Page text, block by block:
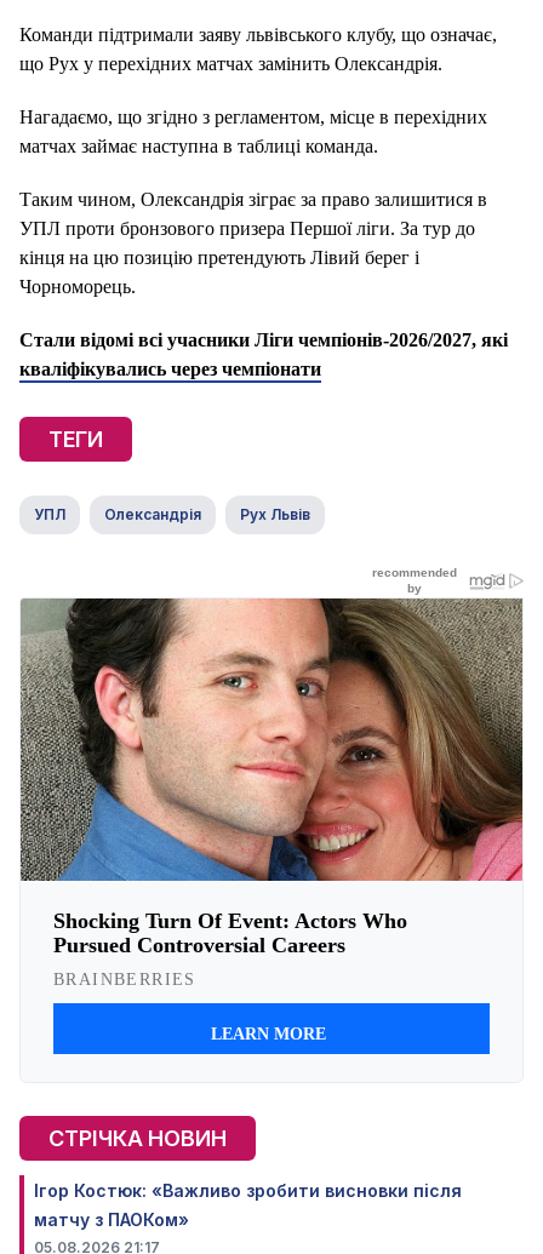
Команди підтримали заяву львівського клубу, що означає,
що Рух у перехідних матчах замінить Олександрія.
Нагадаємо, що згідно з регламентом, місце в перехідних
матчах займає наступна в таблиці команда.
Таким чином, Олександрія зіграє за право залишитися в
УПЛ проти бронзового призера Першої ліги. За тур до
кінця на цю позицію претендують Лівий берег і
Чорноморець.
Стали відомі всі учасники Ліги чемпіонів-2026/2027, які
кваліфікувались через чемпіонати
ТЕГИ
УПЛ Олександрія Рух Львів
СТРІЧКА НОВИН
Ігор Костюк: «Важливо зробити висновки після
матчу з ПАОКом»
05.08.2026 21:17